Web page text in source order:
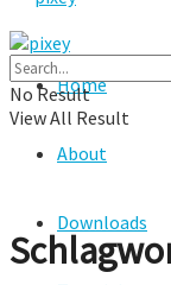
Home
About
Downloads
No Result
View All Result